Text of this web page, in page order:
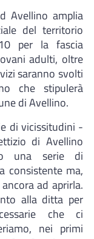
Avellino amplia
del territorio
per la fascia
adulti, oltre
saranno svolti
che stipulerà
di Avellino.
di vicissitudini -
di Avellino
una serie di
consistente ma,
ad aprirla.
alla ditta per
che ci
nei primi